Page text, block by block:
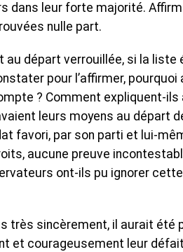
dans leur forte majorité.
nulle part.
départ verrouillée, si la
pour l’affirmer,
? Comment expliquent-
leurs moyens au départ
favori, par son parti et lui-
aucune preuve
ont-ils pu ignorer cette
très sincèrement, il aurait
et courageusement leur